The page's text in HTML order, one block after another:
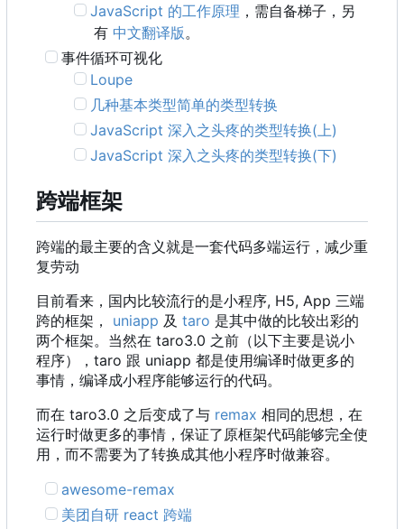
JavaScript 的工作原理 ，需自备梯子，另
有 中文翻译版 。
事件循环可视化
Loupe
几种基本类型简单的类型转换
JavaScript 深入之头疼的类型转换(上)
JavaScript 深入之头疼的类型转换(下)
跨端框架
跨端的最主要的含义就是一套代码多端运行，减少重
复劳动
目前看来，国内比较流行的是小程序, H5, App 三端
跨的框架， uniapp 及 taro 是其中做的比较出彩的
两个框架。当然在 taro3.0 之前 （以下主要是说小
程序） ， taro 跟 uniapp 都是使用编译时做更多的
事情，编译成小程序能够运行的代码。
而在 taro3.0 之后变成了与 remax 相同的思想，在
运行时做更多的事情，保证了原框架代码能够完全使
用，而不需要为了转换成其他小程序时做兼容。
awesome-remax
美团自研 react 跨端